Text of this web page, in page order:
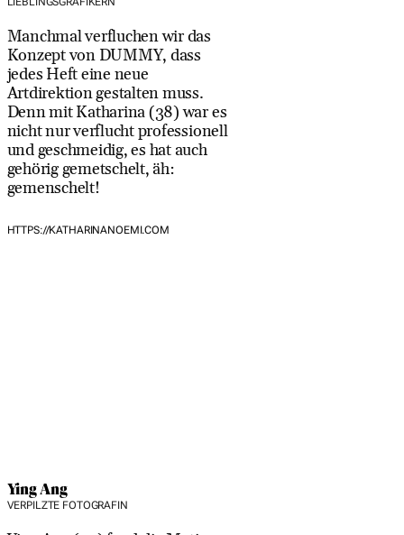
Manchmal verfluchen wir das
Konzept von DUMMY, dass
jedes Heft eine neue
Artdirektion gestalten muss.
Denn mit Katharina (38) war es
nicht nur verflucht professionell
und geschmeidig, es hat auch
gehörig gemetschelt, äh:
gemenschelt!
HTTPS://KATHARINANOEMI.COM
Ying Ang
VERPILZTE FOTOGRAFIN